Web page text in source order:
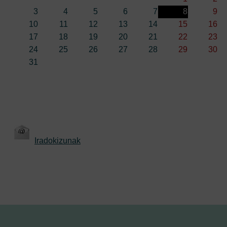
3
4 5 6 7 8
9
10
11 12 13 14 15
16
17
18 19 20 21 22
23
24
25 26 27 28 29
30
31
Iradokizunak